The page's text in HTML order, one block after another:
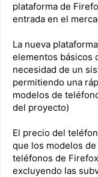
plataforma de
entrada en el
La nueva
elementos básicos
necesidad de un
permitiendo una
modelos de
del proyecto)
El precio del
que los modelos
teléfonos de
excluyendo las